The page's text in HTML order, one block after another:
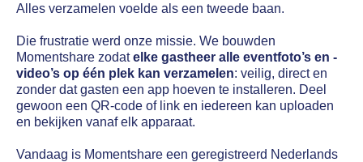
Alles verzamelen voelde als een tweede baan.
Die frustratie werd onze missie. We bouwden
Momentshare zodatelke gastheer alle eventfoto’s en -
video’s op één plek kan verzamelen: veilig, direct en
zonder dat gasten een app hoeven te installeren. Deel
gewoon een QR-code of link en iedereen kan uploaden
en bekijken vanaf elk apparaat.
Vandaag is Momentshare een geregistreerd Nederlands